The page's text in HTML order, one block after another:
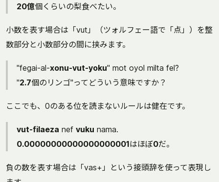
20億個くらいの梨食べたい。
小数を表す場合は「vut」（ツォルフェー語で「点」）を整
数部分と小数部分の間に挟みます。
"fegai-al-xonu-vut-yoku" mot oyol milta fel?
"2.7個のリンゴ"ってどういう意味ですか？
ここでも、0のある位を読まないルールは健在です。
vut-filaeza nef vuku nama.
0.00000000000000000001はほぼ0だ。
負の数を表す場合は「vas+」という接頭辞を使って表現し